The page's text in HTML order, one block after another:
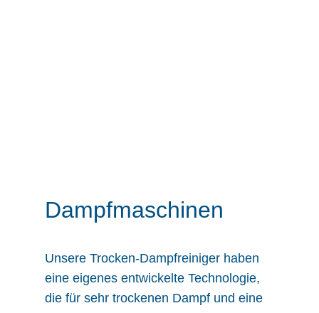
Dampfmaschinen
Unsere Trocken-Dampfreiniger haben
eine eigenes entwickelte Technologie,
die für sehr trockenen Dampf und eine